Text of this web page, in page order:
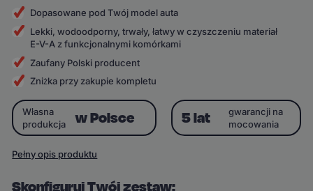
Dopasowane pod Twój model auta
Lekki, wodoodporny, trwały, łatwy w czyszczeniu materiał
E-V-A z funkcjonalnymi komórkami
Zaufany Polski producent
Zniżka przy zakupie kompletu
Własna
produkcja
w Polsce 5 lat
gwarancji na
mocowania
Pełny opis produktu